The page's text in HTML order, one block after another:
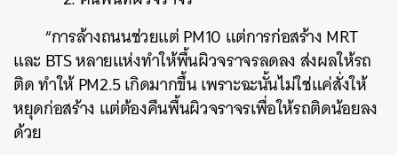
“การล้างถนนช่วยแต่ PM10 แต่การก่อสร้าง MRT
และ BTS หลายแห่งทำให้พื้นผิวจราจรลดลง ส่งผลให้รถ
ติด ทำให้ PM2.5 เกิดมากขึ้น เพราะฉะนั้นไม่ใช่แค่สั่งให้
หยุดก่อสร้าง แต่ต้องคืนพื้นผิวจราจรเพื่อให้รถติดน้อยลง
ด้วย